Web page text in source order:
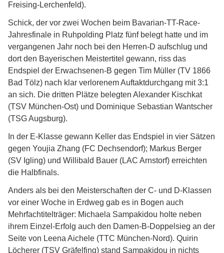
Freising-Lerchenfeld).
Schick, der vor zwei Wochen beim Bavarian-TT-Race-
Jahresfinale in Ruhpolding Platz fünf belegt hatte und im
vergangenen Jahr noch bei den Herren-D aufschlug und
dort den Bayerischen Meistertitel gewann, riss das
Endspiel der Erwachsenen-B gegen Tim Müller (TV 1866
Bad Tölz) nach klar verlorenem Auftaktdurchgang mit 3:1
an sich. Die dritten Plätze belegten Alexander Kischkat
(TSV München-Ost) und Dominique Sebastian Wantscher
(TSG Augsburg).
In der E-Klasse gewann Keller das Endspiel in vier Sätzen
gegen Youjia Zhang (FC Dechsendorf); Markus Berger
(SV Igling) und Willibald Bauer (LAC Arnstorf) erreichten
die Halbfinals.
Anders als bei den Meisterschaften der C- und D-Klassen
vor einer Woche in Erdweg gab es in Bogen auch
Mehrfachtitelträger: Michaela Sampakidou holte neben
ihrem Einzel-Erfolg auch den Damen-B-Doppelsieg an der
Seite von Leena Aichele (TTC München-Nord). Quirin
Löcherer (TSV Gräfelfing) stand Sampakidou in nichts